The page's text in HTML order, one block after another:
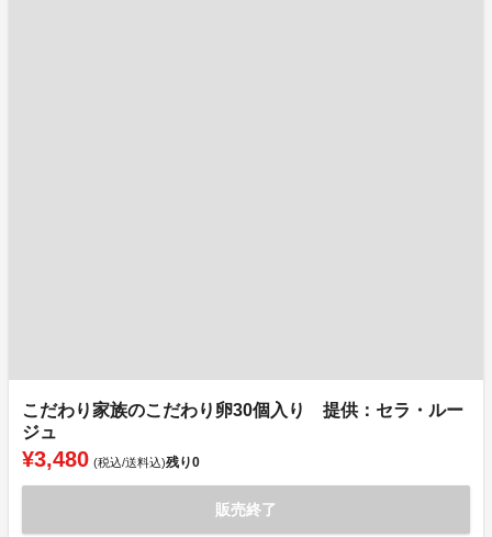
こだわり家族のこだわり卵30個入り 提供：セラ・ルー
ジュ
¥3,480 (税込/送料込)残り0
販売終了